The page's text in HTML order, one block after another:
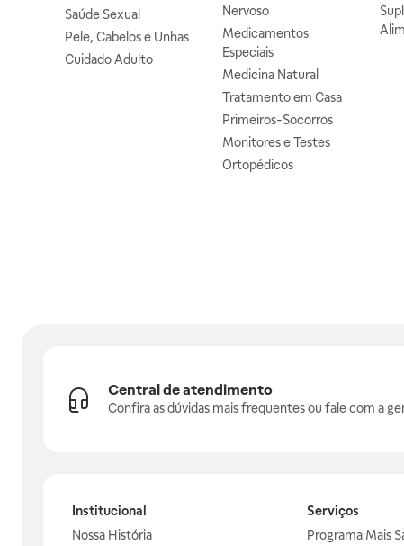
Saúde Sexual
Pele, Cabelos e Unhas
Cuidado Adulto
Nervoso
Medicamentos
Especiais
Medicina Natural
Tratamento em Casa
Primeiros-Socorros
Monitores e Testes
Ortopédicos
Central de atendimento
Confira as dúvidas mais frequentes ou fale com a
Institucional
Nossa História
Serviços
Programa Mais